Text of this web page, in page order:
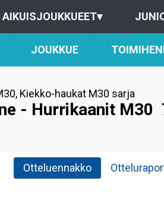
AIKUISJOUKKUEET▾
JOUKKUE
, Kiekko-haukat M30 sarja
- Hurrikaanit M30
Otteluennakko